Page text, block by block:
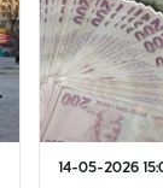
14-05-2026